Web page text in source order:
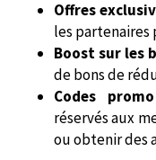
Offres
les partenaires
Boost sur les
de bons de
Codes
réservés aux
ou obtenir des